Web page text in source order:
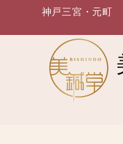
神戸三宮・元町